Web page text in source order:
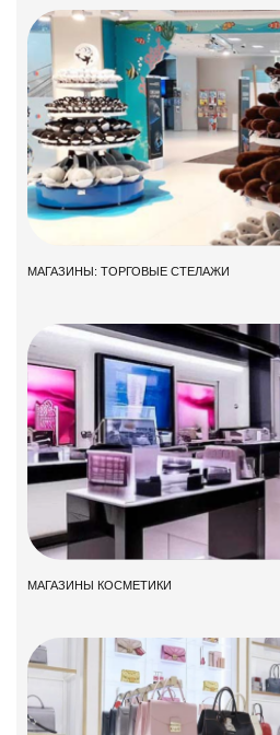
МАГАЗИНЫ: ТОРГОВЫЕ СТЕЛАЖИ
МАГАЗИНЫ КОСМЕТИКИ